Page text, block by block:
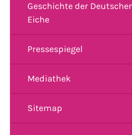
Geschichte der
Eiche
Pressespiegel
Mediathek
Sitemap